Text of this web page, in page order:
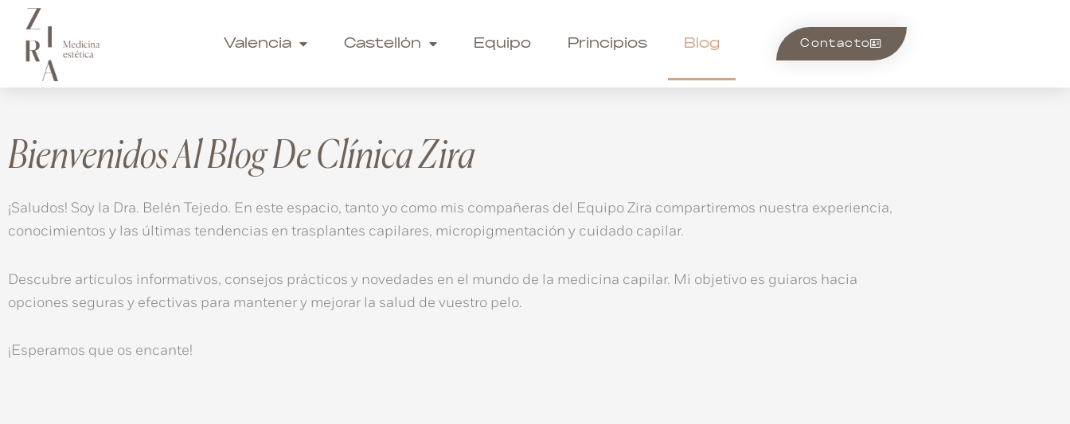
contenido
Valencia Castellón Equipo Principios Blog Contacto
Bienvenidos Al Blog De Clínica Zira
¡Saludos! Soy la Dra. Belén Tejedo. En este espacio, tanto yo como mis compañeras del Equipo Zira compartiremos nuestra experiencia,
conocimientos y las últimas tendencias en trasplantes capilares, micropigmentación y cuidado capilar.
Descubre artículos informativos, consejos prácticos y novedades en el mundo de la medicina capilar. Mi objetivo es guiaros hacia
opciones seguras y efectivas para mantener y mejorar la salud de vuestro pelo.
¡Esperamos que os encante!